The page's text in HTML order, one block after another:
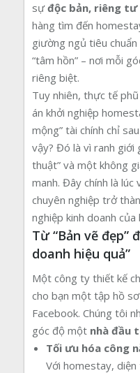
sựđộc bản, riêng tư
hàng tìm đến
giường ngủ tiêu
“tâm hồn” – nơi mỗi
riêng biệt.
Tuy nhiên, thực tế
án khởi nghiệp
mộng” tài chính chỉ
vậy? Đó là vì ranh giới
thuật” và một không
manh. Đây chính là
chuyên nghiệp trở
nghiệp kinh doanh của
Từ “Bản vẽ đẹp”
doanh hiệu quả”
Một công ty thiết kế
cho bạn một tập hồ
Facebook. Chúng tôi
góc độ một nhà đầu
Tối ưu hóa công
Với homestay,